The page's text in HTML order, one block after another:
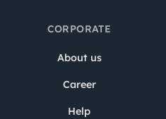
CORPORATE
About us
Career
Help